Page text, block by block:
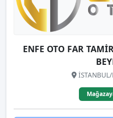
ENFE OTO FAR